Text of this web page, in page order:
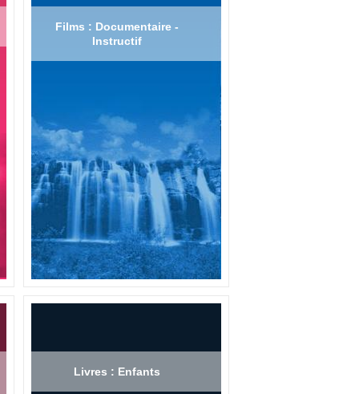
Films : Documentaire -
Instructif
Livres : Enfants